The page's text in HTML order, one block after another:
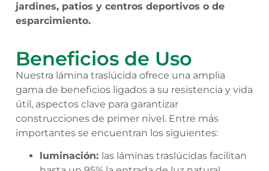
jardines, patios y centros deportivos o de
esparcimiento.
Beneficios de Uso
Nuestra lámina traslúcida ofrece una amplia
gama de beneficios ligados a su resistencia y vida
útil, aspectos clave para garantizar
construcciones de primer nivel. Entre más
importantes se encuentran los siguientes:
luminación: las láminas traslúcidas facilitan